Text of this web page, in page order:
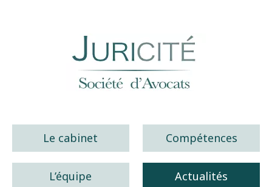
Juricité société d'avocats
Le cabinet Compétences
L’équipe Actualités